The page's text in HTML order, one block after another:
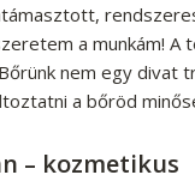
a munkám!
nem egy divat
a bőröd
– kozmetikus